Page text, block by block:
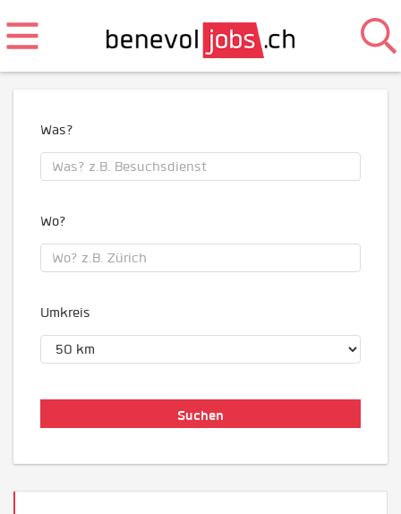
Was?
Wo?
Umkreis